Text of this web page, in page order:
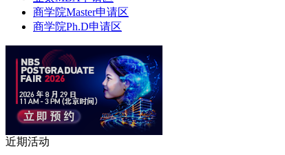
商学院Master申请区
商学院Ph.D申请区
近期活动